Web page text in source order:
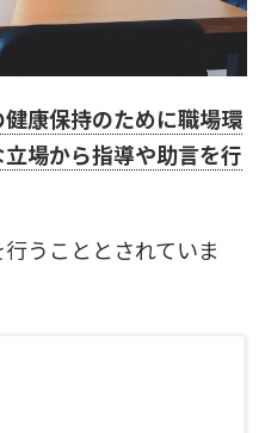
康保持のために職場環
場から指導や助言を行
うこととされていま